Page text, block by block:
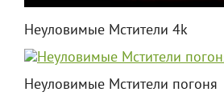
Неуловимые Мстители 4k
Неуловимые Мстители погоня